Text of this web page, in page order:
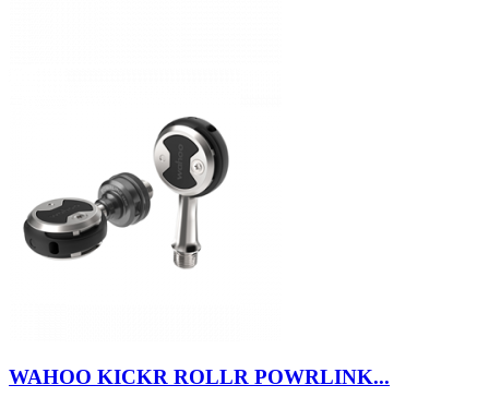
WAHOO KICKR ROLLR POWRLINK...